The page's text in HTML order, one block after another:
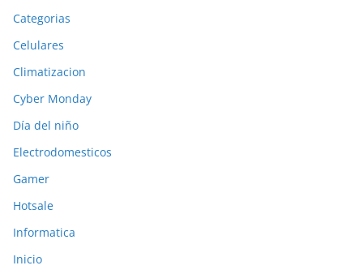
Categorias
Celulares
Climatizacion
Cyber Monday
Día del niño
Electrodomesticos
Gamer
Hotsale
Informatica
Inicio